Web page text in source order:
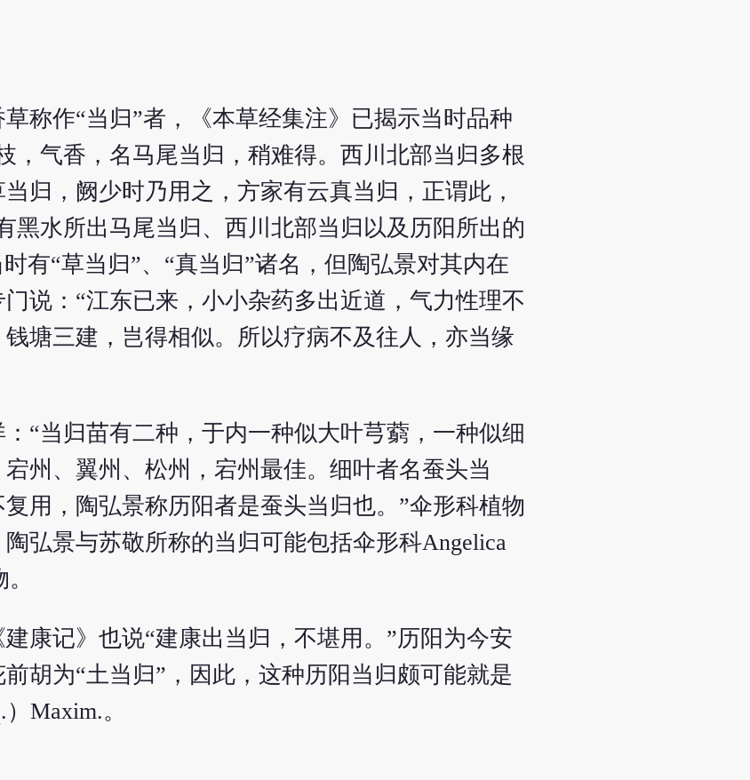
称作“当归”者，《本草经集注》已揭示当时品种
，气香，名马尾当归，稍难得。西川北部当归多根
归，阙少时乃用之，方家有云真当归，正谓此，
黑水所出马尾当归、西川北部当归以及历阳所出的
有“草当归”、“真当归”诸名，但陶弘景对其内在
说：“江东已来，小小杂药多出近道，气力性理不
塘三建，岂得相似。所以疗病不及往人，亦当缘
“当归苗有二种，于内一种似大叶芎藭，一种似细
州、翼州、松州，宕州最佳。细叶者名蚕头当
用，陶弘景称历阳者是蚕头当归也。”伞形科植物
弘景与苏敬所称的当归可能包括伞形科Angelica
康记》也说“建康出当归，不堪用。”历阳为今安
胡为“土当归”，因此，这种历阳当归颇可能就是
Maxim.。